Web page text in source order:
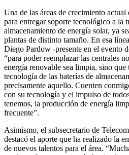
Una de las áreas de crecimiento
para entregar soporte tecnológico a la
almacenamiento de energía solar, ya
plantas de distinto tamaño. En esa
Diego Pardow -presente en el evento
“para poder reemplazar las centrales
energía renovable sea limpia, sino
tecnología de las baterías de
precisamente aquello. Cuenten
con su tecnología y el impulso de
tenemos, la producción de energía
frecuente”.
Asimismo, el subsecretario de
destacó el aporte que ha realizado la
de nuevos talentos para el área.